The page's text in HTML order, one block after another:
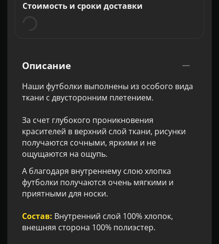
Стоимость и сроки доставки
Описание
Наши футболки выполнены из особого вида
ткани с двусторонним плетением.
За счет глубокого проникновения
красителей в верхний слой ткани, рисунки
получаются сочными, яркими и не
ощущаются на ощупь.
А благодаря внутреннему слою хлопка
футболки получаются очень мягкими и
приятными для носки.
Состав: Внутренний слой 100% хлопок,
внешняя сторона 100% полиэстер.